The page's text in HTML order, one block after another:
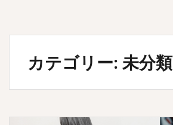
カテゴリー: 未分類